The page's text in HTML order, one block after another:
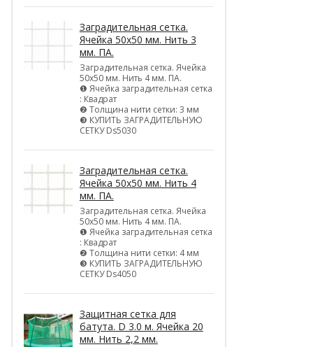
Заградительная сетка.
Ячейка 50х50 мм. Нить 3
мм. ПА.
Заградительная сетка. Ячейка
50х50 мм. Нить 4 мм. ПА.
❶ Ячейка заградительная сетка
: Квадрат
❷ Толщина нити сетки: 3 мм
❸ КУПИТЬ ЗАГРАДИТЕЛЬНУЮ
СЕТКУ Ds5030
Заградительная сетка.
Ячейка 50х50 мм. Нить 4
мм. ПА.
Заградительная сетка. Ячейка
50х50 мм. Нить 4 мм. ПА.
❶ Ячейка заградительная сетка
: Квадрат
❷ Толщина нити сетки: 4 мм
❸ КУПИТЬ ЗАГРАДИТЕЛЬНУЮ
СЕТКУ Ds4050
Защитная сетка для
батута. D 3.0 м. Ячейка 20
мм. Нить 2,2 мм.